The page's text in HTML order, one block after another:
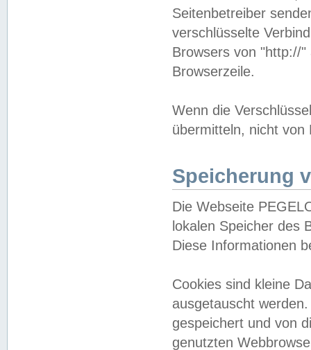
Seitenbetreiber
verschlüsselte
Browsers von "http://
Browserzeile.
Wenn die
übermitteln, nicht von
Speicherung
Die Webseite
lokalen Speicher des
Diese Informationen
Cookies sind kleine
ausgetauscht
gespeichert und von
genutzten